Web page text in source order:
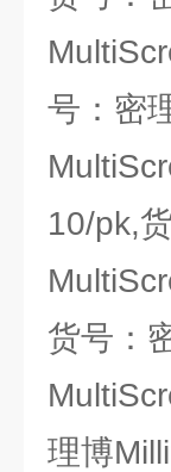
号：密
10/pk,
货号：
理博